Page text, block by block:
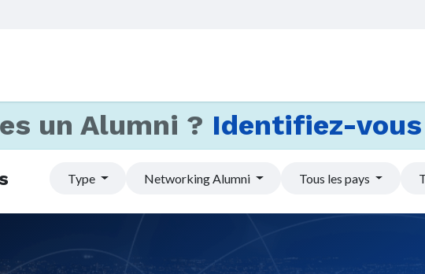
un Alumni ? Identifiez-
Type Networking Alumni Tous les pays